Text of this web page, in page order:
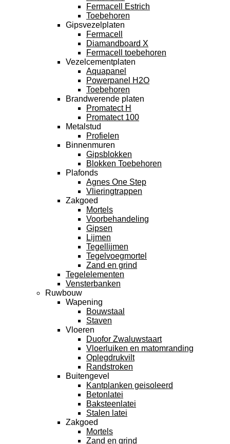
Fermacell Estrich
Toebehoren
Gipsvezelplaten
Fermacell
Diamandboard X
Fermacell toebehoren
Vezelcementplaten
Aquapanel
Powerpanel H2O
Toebehoren
Brandwerende platen
Promatect H
Promatect 100
Metalstud
Profielen
Binnenmuren
Gipsblokken
Blokken Toebehoren
Plafonds
Agnes One Step
Vlieringtrappen
Zakgoed
Mortels
Voorbehandeling
Gipsen
Lijmen
Tegellijmen
Tegelvoegmortel
Zand en grind
Tegelelementen
Vensterbanken
Ruwbouw
Wapening
Bouwstaal
Staven
Vloeren
Duofor Zwaluwstaart
Vloerluiken en matomranding
Oplegdrukvilt
Randstroken
Buitengevel
Kantplanken geisoleerd
Betonlatei
Baksteenlatei
Stalen latei
Zakgoed
Mortels
Zand en grind